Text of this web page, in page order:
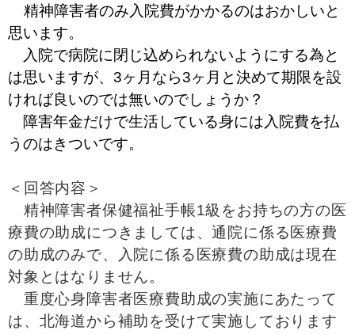
精神障害者のみ入院費がかかるのはおかしいと
思います。
入院で病院に閉じ込められないようにする為と
は思いますが、3ヶ月なら3ヶ月と決めて期限を設
ければ良いのでは無いのでしょうか？
障害年金だけで生活している身には入院費を払
うのはきついです。
＜回答内容＞
精神障害者保健福祉手帳1級をお持ちの方の医
療費の助成につきましては、通院に係る医療費
の助成のみで、入院に係る医療費の助成は現在
対象とはなりません。
重度心身障害者医療費助成の実施にあたって
は、北海道から補助を受けて実施しております